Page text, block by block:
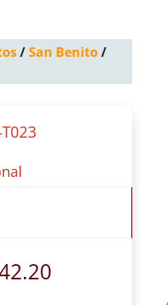
/San Benito/